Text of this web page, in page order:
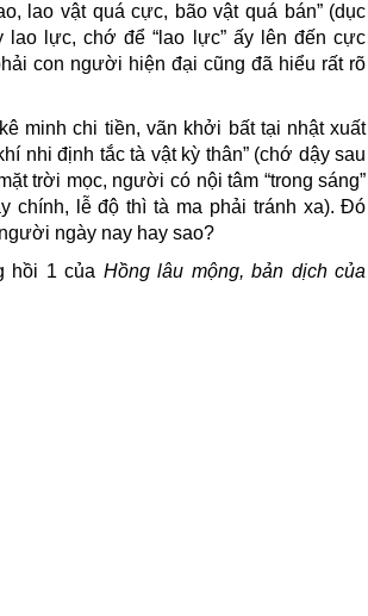
lao vật quá cực, bão vật quá bán” (dục
lực, chớ để “lao lực” ấy lên đến cực
con người hiện đại cũng đã hiểu rất rõ
minh chi tiền, vãn khởi bất tại nhật xuất
nhi định tắc tà vật kỳ thân” (chớ dậy sau
trời mọc, người có nội tâm “trong sáng”
chính, lễ độ thì tà ma phải tránh xa). Đó
ngày nay hay sao?
hồi 1 của Hồng lâu mộng, bản dịch của